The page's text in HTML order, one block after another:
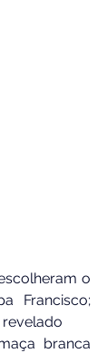
o
Francisco;
branca